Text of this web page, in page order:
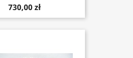
730,00 zł